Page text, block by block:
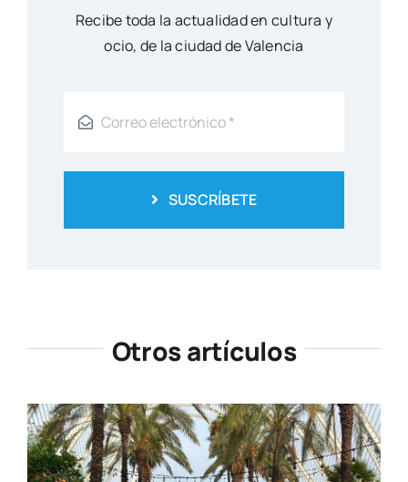
Reci­be toda la actua­li­dad en cul­tu­ra y
ocio, de la ciu­dad de Valen­cia
SUSCRÍBETE
Otros artículos